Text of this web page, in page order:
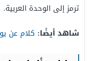
ترمز إلى الوحدة العربية.
شاهد أيضًا: كلام عن يوم